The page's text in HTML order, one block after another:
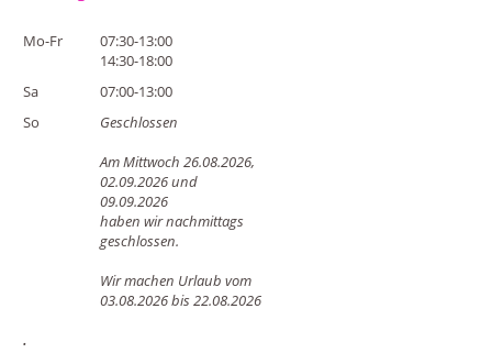
Mo-Fr
07:30-13:00
14:30-18:00
Sa
07:00-13:00
So
Geschlossen
Am Mittwoch 26.08.2026,
02.09.2026 und
09.09.2026
haben wir nachmittags
geschlossen.
Wir machen Urlaub vom
03.08.2026 bis 22.08.2026
.